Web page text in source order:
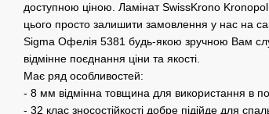
доступною ціною. Ламінат SwissKrono
цього просто залишити замовлення у нас на
Sigma Офелія 5381 будь-якою зручною Вам
відмінне поєднання ціни та якості.
Має ряд особливостей:
- 8 мм відмінна товщина для використання в
- 32 клас зносостійкості добре підійде для